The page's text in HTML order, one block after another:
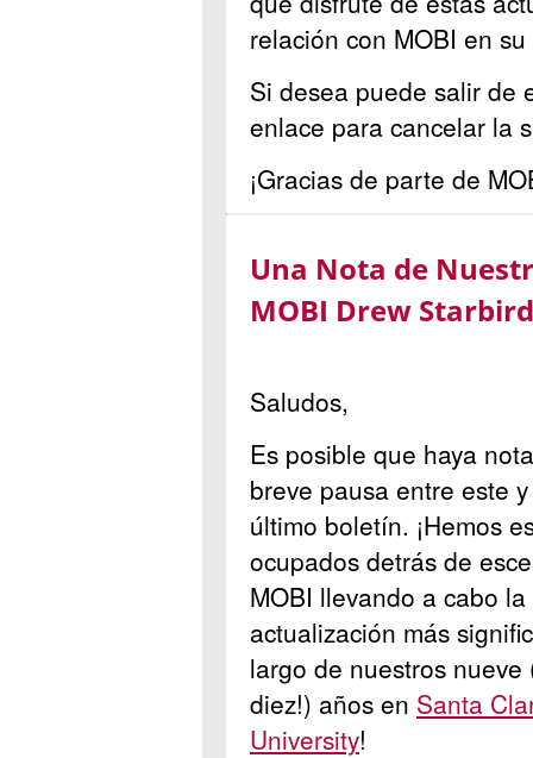
relación con MOBI en
Si desea puede salir de
enlace para cancelar la
¡Gracias de parte de
Una Nota de
MOBI Drew
Saludos,
Es posible que haya
breve pausa entre este
último boletín. ¡Hemos
ocupados detrás de
MOBI llevando a cabo la
actualización más
largo de nuestros nueve
diez!) años en Santa
University!